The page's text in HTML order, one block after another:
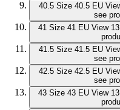
40.5 Size 40.5 EU
see
41 Size 41 EU View
41.5 Size 41.5 EU
see
42.5 Size 42.5 EU
see
43 Size 43 EU View